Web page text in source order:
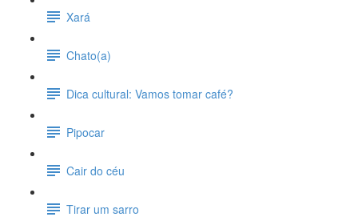
Xará
Chato(a)
Dica cultural: Vamos tomar café?
Pipocar
Cair do céu
Tirar um sarro